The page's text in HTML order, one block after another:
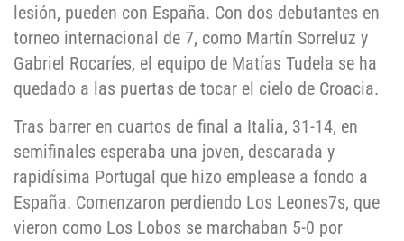
lesión, pueden con España. Con dos debutantes en
torneo internacional de 7, como Martín Sorreluz y
Gabriel Rocaríes, el equipo de Matías Tudela se ha
quedado a las puertas de tocar el cielo de Croacia.
Tras barrer en cuartos de final a Italia, 31-14, en
semifinales esperaba una joven, descarada y
rapidísima Portugal que hizo emplease a fondo a
España. Comenzaron perdiendo Los Leones7s, que
vieron como Los Lobos se marchaban 5-0 por